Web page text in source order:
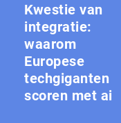
Kwestie van
integratie:
waarom
Europese
techgiganten
scoren met ai